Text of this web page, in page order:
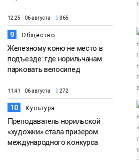
12:25 06 августа 365
9 Общество
Железному коню не место в
подъезде: где норильчанам
парковать велосипед
11:41 06 августа 272
10 Культура
Преподаватель норильской
«художки» стала призёром
международного конкурса